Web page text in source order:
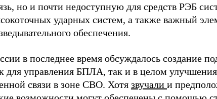
но и почти недоступную для средств РЭБ
ударных систем, а также важный
обеспечения.
в последнее время обсуждалось создание
для управления БПЛА, так и в целом
связи в зоне СВО. Хотя звучали и